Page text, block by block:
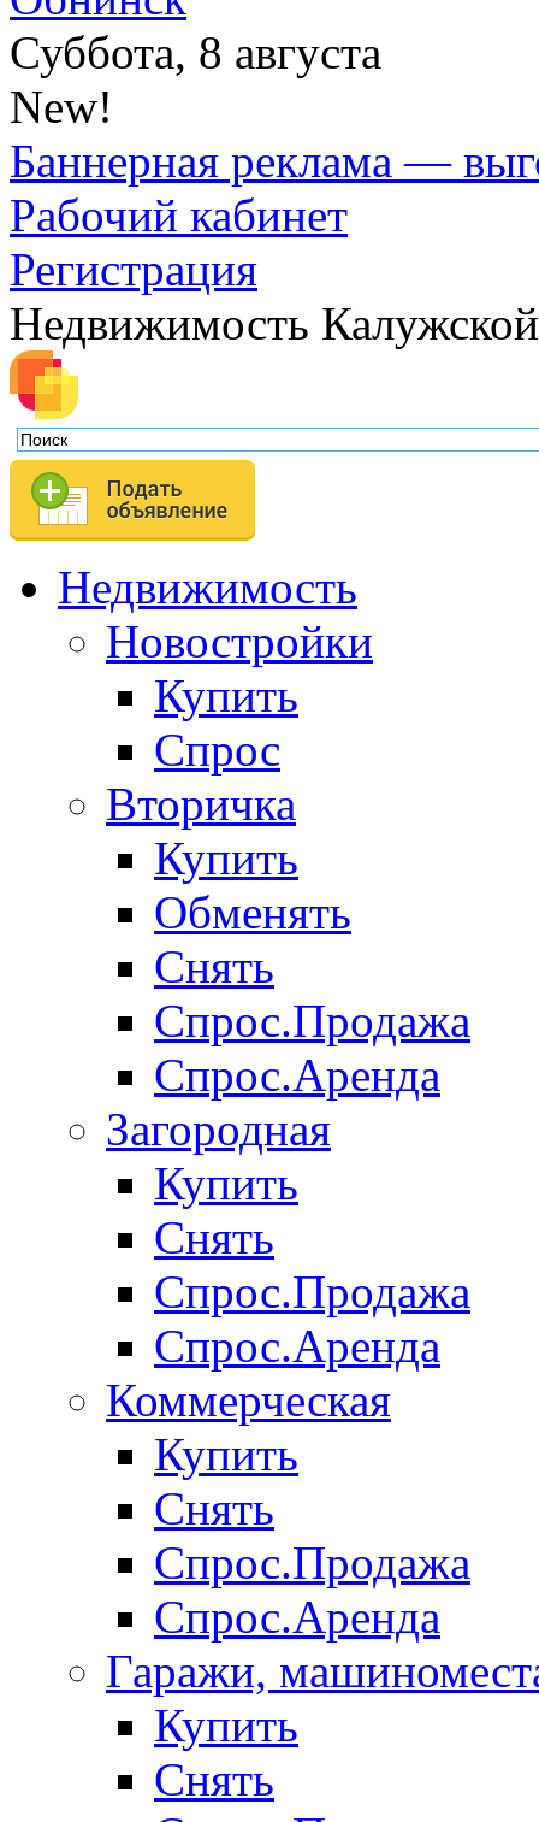
Суббота, 8 августа
New!
Баннерная реклама —
Рабочий кабинет
Регистрация
Недвижимость
Недвижимость
Новостройки
Купить
Спрос
Вторичка
Купить
Обменять
Снять
Спрос.Продажа
Спрос.Аренда
Загородная
Купить
Снять
Спрос.Продажа
Спрос.Аренда
Коммерческая
Купить
Снять
Спрос.Продажа
Спрос.Аренда
Гаражи,
Купить
Снять